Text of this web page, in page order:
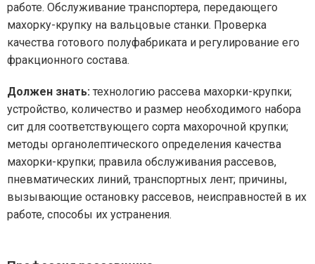
работе. Обслуживание транспортера, передающего
махорку-крупку на вальцовые станки. Проверка
качества готового полуфабриката и регулирование его
фракционного состава.
Должен знать: технологию рассева махорки-крупки;
устройство, количество и размер необходимого набора
сит для соответствующего сорта махорочной крупки;
методы органолептического определения качества
махорки-крупки; правила обслуживания рассевов,
пневматических линий, транспортных лент; причины,
вызывающие остановку рассевов, неисправностей в их
работе, способы их устранения.